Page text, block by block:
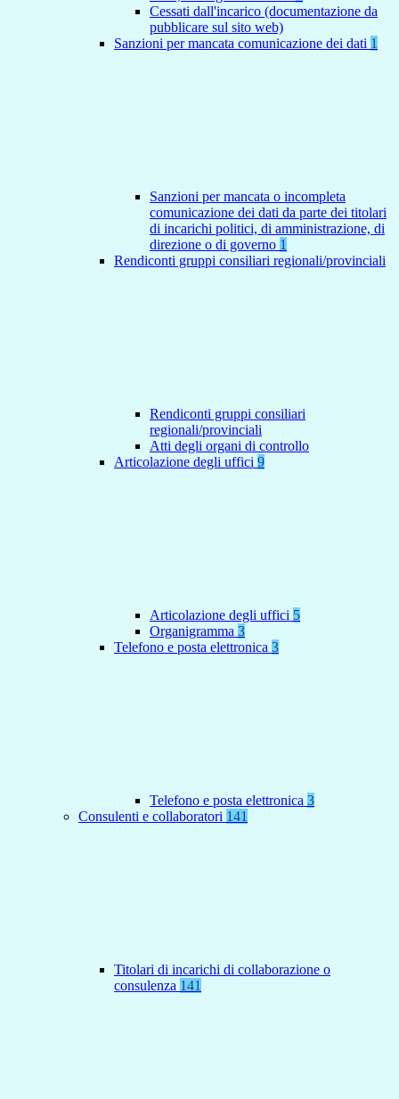
Cessati dall'incarico (documentazione da
pubblicare sul sito web)
Sanzioni per mancata comunicazione dei dati 1
Sanzioni per mancata o incompleta
comunicazione dei dati da parte dei titolari
di incarichi politici, di amministrazione, di
direzione o di governo 1
Rendiconti gruppi consiliari regionali/provinciali
Rendiconti gruppi consiliari
regionali/provinciali
Atti degli organi di controllo
Articolazione degli uffici 9
Articolazione degli uffici 5
Organigramma 3
Telefono e posta elettronica 3
Telefono e posta elettronica 3
Consulenti e collaboratori 141
Titolari di incarichi di collaborazione o
consulenza 141